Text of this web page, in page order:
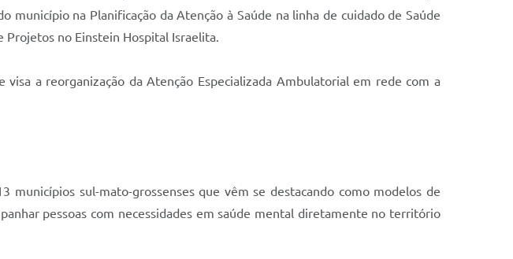
na Planificação da Atenção à Saúde na linha de cuidado de Saúde
Projetos no Einstein Hospital Israelita.
a reorganização da Atenção Especializada Ambulatorial em rede com a
sul-mato-grossenses que vêm se destacando como modelos de
pessoas com necessidades em saúde mental diretamente no território